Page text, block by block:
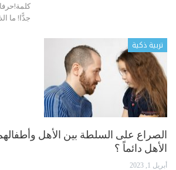
جدًّا! ما
تربية ذكية
الصراع على السلطة بين الأهل
الأهل دائماً ؟
أبريل 1, 2023